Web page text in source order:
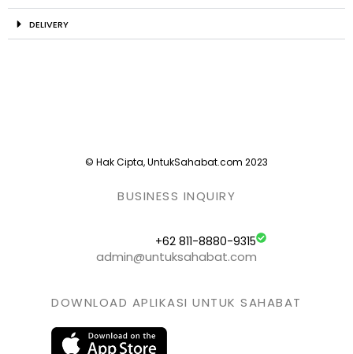
DELIVERY
© Hak Cipta, UntukSahabat.com 2023
BUSINESS INQUIRY
+62 811-8880-9315
admin@untuksahabat.com
DOWNLOAD APLIKASI UNTUK SAHABAT